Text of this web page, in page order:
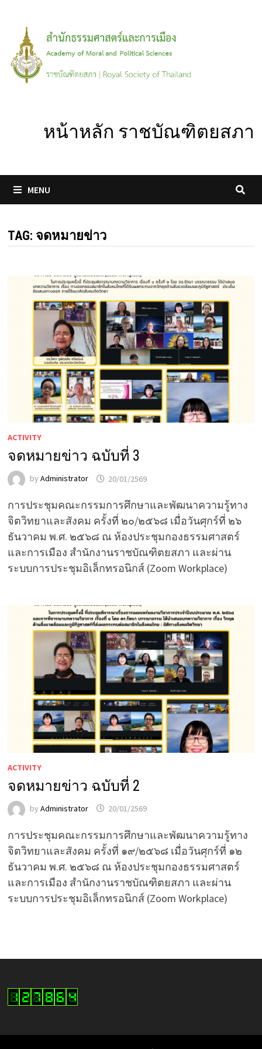
content
หน้าหลัก ราชบัณฑิตยสภา
MENU
TAG: จดหมายข่าว
ACTIVITY
จดหมายข่าว ฉบับที่ 3
by Administrator 20/01/2569
การประชุมคณะกรรมการศึกษาและพัฒนาความรู้ทาง
จิตวิทยาและสังคม ครั้งที่ ๒๐/๒๕๖๘ เมื่อวันศุกร์ที่ ๒๖
ธันวาคม พ.ศ. ๒๕๖๘ ณ ห้องประชุมกองธรรมศาสตร์
และการเมือง สำนักงานราชบัณฑิตยสภา และผ่าน
ระบบการประชุมอิเล็กทรอนิกส์ (Zoom Workplace)
ACTIVITY
จดหมายข่าว ฉบับที่ 2
by Administrator 20/01/2569
การประชุมคณะกรรมการศึกษาและพัฒนาความรู้ทาง
จิตวิทยาและสังคม ครั้งที่ ๑๙/๒๕๖๘ เมื่อวันศุกร์ที่ ๑๒
ธันวาคม พ.ศ. ๒๕๖๘ ณ ห้องประชุมกองธรรมศาสตร์
และการเมือง สำนักงานราชบัณฑิตยสภา และผ่าน
ระบบการประชุมอิเล็กทรอนิกส์ (Zoom Workplace)